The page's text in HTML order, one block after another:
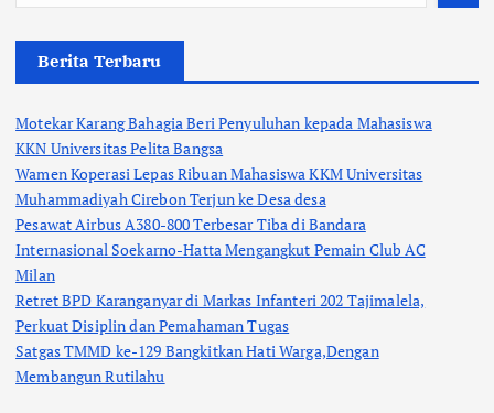
Berita Terbaru
Motekar Karang Bahagia Beri Penyuluhan kepada Mahasiswa
KKN Universitas Pelita Bangsa
Wamen Koperasi Lepas Ribuan Mahasiswa KKM Universitas
Muhammadiyah Cirebon Terjun ke Desa desa
Pesawat Airbus A380-800 Terbesar Tiba di Bandara
Internasional Soekarno-Hatta Mengangkut Pemain Club AC
Milan
Retret BPD Karanganyar di Markas Infanteri 202 Tajimalela,
Perkuat Disiplin dan Pemahaman Tugas
Satgas TMMD ke-129 Bangkitkan Hati Warga,Dengan
Membangun Rutilahu